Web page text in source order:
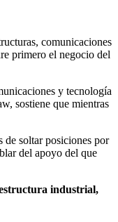
comunicaciones
primero el negocio del
y tecnología
sostiene que mientras
de soltar posiciones por
del apoyo del que
industrial,